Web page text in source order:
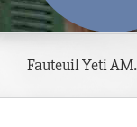
Fauteuil Yeti